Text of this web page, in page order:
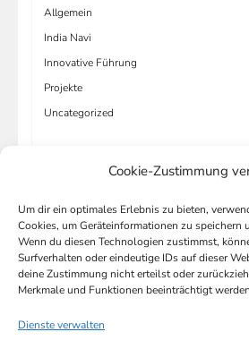
Cookie-Zustimmung
Um dir ein optimales Erlebnis zu bieten,
Cookies, um Geräteinformationen zu speichern
Wenn du diesen Technologien zustimmst,
Surfverhalten oder eindeutige IDs auf dieser
deine Zustimmung nicht erteilst oder
Merkmale und Funktionen beeinträchtigt
Dienste verwalten
Allgemein
India Navi
Innovative Führung
Projekte
Uncategorized
META
Anmelden
Eintrags-Feed
WordPress.org